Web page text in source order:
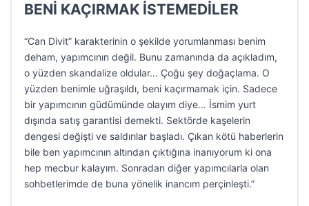
BENİ KAÇIRMAK İSTEMEDİLER
“Can Divit” karakterinin o şekilde yorumlanması benim
deham, yapımcının değil. Bunu zamanında da açıkladım,
o yüzden skandalize oldular… Çoğu şey doğaçlama. O
yüzden benimle uğraşıldı, beni kaçırmamak için. Sadece
bir yapımcının güdümünde olayım diye… İsmim yurt
dışında satış garantisi demekti. Sektörde kaşelerin
dengesi değişti ve saldırılar başladı. Çıkan kötü haberlerin
bile ben yapımcının altından çıktığına inanıyorum ki ona
hep mecbur kalayım. Sonradan diğer yapımcılarla olan
sohbetlerimde de buna yönelik inancım perçinleşti.”